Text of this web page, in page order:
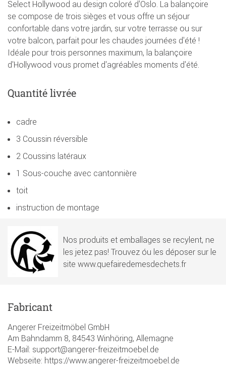
Select Hollywood au design coloré d'Oslo. La balançoire
se compose de trois sièges et vous offre un séjour
confortable dans votre jardin, sur votre terrasse ou sur
votre balcon, parfait pour les chaudes journées d'été !
Idéale pour trois personnes maximum, la balançoire
d'Hollywood vous promet d'agréables moments d'été.
Quantité livrée
cadre
3 Coussin réversible
2 Coussins latéraux
1 Sous-couche avec cantonnière
toit
instruction de montage
Nos produits et emballages se recylent, ne
les jetez pas! Trouvez óu les déposer sur le
site www.quefairedemesdechets.fr
Fabricant
Angerer Freizeitmöbel GmbH
Am Bahndamm 8, 84543 Winhöring, Allemagne
E-Mail: support@angerer-freizeitmoebel.de
Webseite: https://www.angerer-freizeitmoebel.de